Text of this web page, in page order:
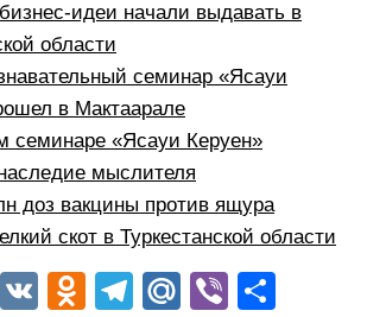
идеи начали выдавать в
области
семинар «Ясауи
в Мактаарале
семинаре «Ясауи Керуен»
мыслителя
доз вакцины против ящура
скот в Туркестанской области
T
V
O
T
M
Vi